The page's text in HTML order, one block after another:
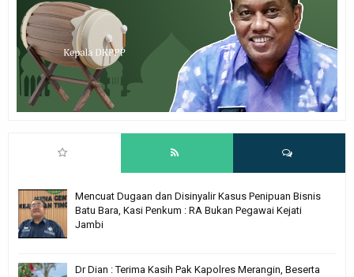
Mencuat Dugaan dan Disinyalir Kasus Penipuan Bisnis
Batu Bara, Kasi Penkum : RA Bukan Pegawai Kejati
Jambi
Dr Dian : Terima Kasih Pak Kapolres Merangin, Beserta